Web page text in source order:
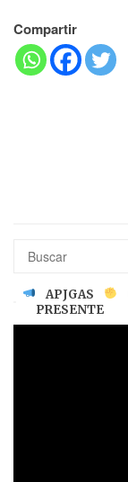
Compartir
APJGAS
PRESENTE